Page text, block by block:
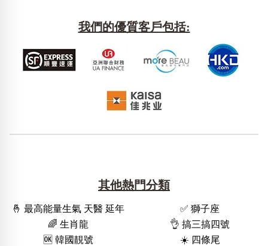
我們的優質客戶包括:
其他熱門分類
🤞 最高能量生氣 天醫 延年
✅ 獅子座
🌈 生肖龍
👌 搞三搞四號
🆗️ 韓國靚號
☀️ 四條尾